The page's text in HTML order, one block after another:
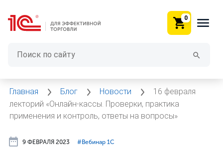
0
Главная Блог Новости
16 февраля
лекторий «Онлайн-кассы. Проверки, практика
применения и контроль, ответы на вопросы»
9 ФЕВРАЛЯ 2023 #⁣Вебинар 1С